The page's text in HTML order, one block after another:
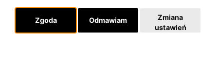
Zgoda Odmawiam
Zmiana
ustawień
O zespole
MUZYKA I NUTY
NAGRODY